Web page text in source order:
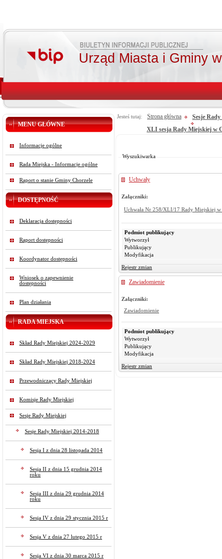
Urząd Miasta i Gminy
MENU GŁÓWNE
Informacje ogólne
Rada Miejska - Informacje ogólne
Raport o stanie Gminy Chorzele
DOSTĘPNOŚĆ
Deklaracja dostępności
Raport dostępności
Koordynator dostępności
Wniosek o zapewnienie
dostępności
Plan działania
RADA MIEJSKA
Skład Rady Miejskiej 2024-2029
Skład Rady Miejskiej 2018-2024
Przewodniczący Rady Miejskiej
Komisje Rady Miejskiej
Sesje Rady Miejskiej
Sesje Rady Miejskiej 2014-2018
Sesja I z dnia 28 listopada 2014
Sesja II z dnia 15 grudnia 2014
roku
Sesja III z dnia 29 grudnia 2014
roku
Sesja IV z dnia 29 stycznia 2015 r
Sesja V z dnia 27 lutego 2015 r
Sesja VI z dnia 30 marca 2015 r
Jesteś tutaj: Strona główna
Sesje
XLI sesja Rady Miejskiej w
Wyszukiwarka
Uchwały
Załączniki:
Uchwała Nr 258/XLI/17 Rady Miejskiej
Podmiot publikujący
Wytworzył
Publikujący
Modyfikacja
Rejestr zmian
Zawiadomienie
Załączniki:
Zawiadomienie
Podmiot publikujący
Wytworzył
Publikujący
Modyfikacja
Rejestr zmian